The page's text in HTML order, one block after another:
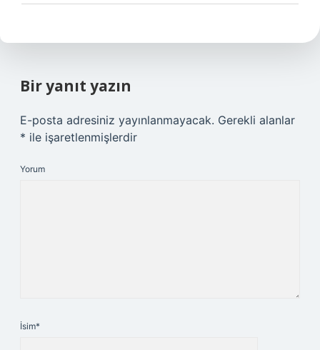
Bir yanıt yazın
E-posta adresiniz yayınlanmayacak. Gerekli alanlar
* ile işaretlenmişlerdir
Yorum
İsim*